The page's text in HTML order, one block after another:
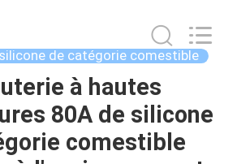
de catégorie comestible
à hautes
80A de silicone
comestible